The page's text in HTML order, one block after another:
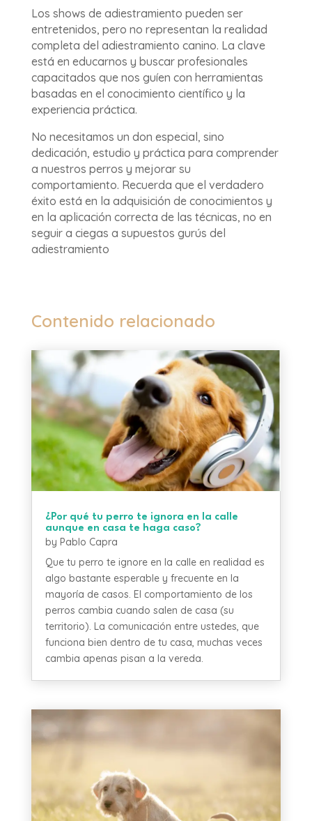
Los shows de adiestramiento pueden ser
entretenidos, pero no representan la realidad
completa del adiestramiento canino. La clave
está en educarnos y buscar profesionales
capacitados que nos guíen con herramientas
basadas en el conocimiento científico y la
experiencia práctica.
No necesitamos un don especial, sino
dedicación, estudio y práctica para comprender
a nuestros perros y mejorar su
comportamiento. Recuerda que el verdadero
éxito está en la adquisición de conocimientos y
en la aplicación correcta de las técnicas, no en
seguir a ciegas a supuestos gurús del
adiestramiento
Contenido relacionado
¿Por qué tu perro te ignora en la calle
aunque en casa te haga caso?
by Pablo Capra
Que tu perro te ignore en la calle en realidad es
algo bastante esperable y frecuente en la
mayoría de casos. El comportamiento de los
perros cambia cuando salen de casa (su
territorio). La comunicación entre ustedes, que
funciona bien dentro de tu casa, muchas veces
cambia apenas pisan a la vereda.